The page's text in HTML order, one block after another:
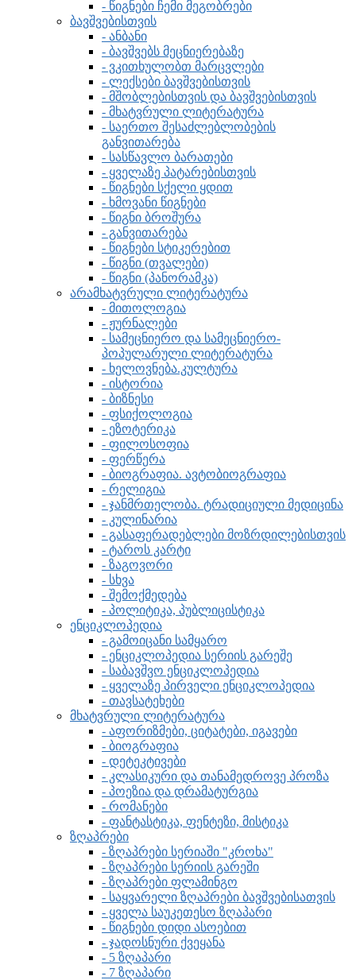
- წიგნები ჩემი მეგობრები
ბავშვებისთვის
- ანბანი
- ბავშვებს მეცნიერებაზე
- ვკითხულობთ მარცვლები
- ლექსები ბავშვებისთვის
- მშობლებისთვის და ბავშვებისთვის
- მხატვრული ლიტერატურა
- საერთო შესაძლებლობების
განვითარება
- სასწავლო ბარათები
- ყველაზე პატარებისთვის
- წიგნები სქელი ყდით
- ხმოვანი წიგნები
- წიგნი ბროშურა
- განვითარება
- წიგნები სტიკერებით
- წიგნი (თვალები)
- წიგნი (პანორამკა)
არამხატვრული ლიტერატურა
- მითოლოგია
- ჟურნალები
- სამეცნიერო და სამეცნიერო-
პოპულარული ლიტერატურა
- ხელოვნება.კულტურა
- ისტორია
- ბიზნესი
- ფსიქოლოგია
- ეზოტერიკა
- ფილოსოფია
- ფერწერა
- ბიოგრაფია. ავტობიოგრაფია
- რელიგია
- ჯანმრთელობა. ტრადიციული მედიცინა
- კულინარია
- გასაფერადებლები მოზრდილებისთვის
- ტაროს კარტი
- ზაგოვორი
- სხვა
- შემოქმედება
- პოლიტიკა, პუბლიცისტიკა
ენციკლოპედია
- გამოიცანი სამყარო
- ენციკლოპედია სერიის გარეშე
- საბავშვო ენციკლოპედია
- ყველაზე პირველი ენციკლოპედია
- თავსატეხები
მხატვრული ლიტერატურა
- აფორიზმები, ციტატები, იგავები
- ბიოგრაფია
- დეტეკტივები
- კლასიკური და თანამედროვე პროზა
- პოეზია და დრამატურგია
- რომანები
- ფანტასტიკა, ფენტეზი, მისტიკა
ზღაპრები
- ზღაპრები სერიაში "კროხა"
- ზღაპრები სერიის გარეში
- ზღაპრები ფლამინგო
- საყვარელი ზღაპრები ბავშვებისათვის
- ყველა საუკეთესო ზღაპარი
- წიგნები დიდი ასოებით
- ჯადოსნური ქვეყანა
- 5 ზღაპარი
- 7 ზღაპარი